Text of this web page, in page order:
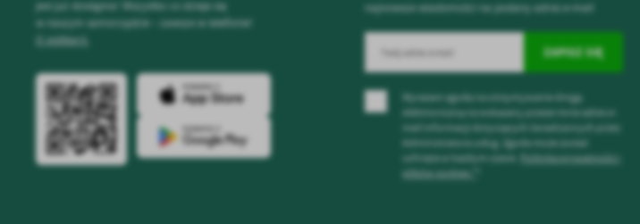
jest już dostępna! Wszystko co dzieje się
w naszym samorządzie – zawsze w telefonie!
O aplikacji.
najnowsze wiadomości na podany adres e-mail
Wyrażam zgodę na otrzymywanie drogą
elektroniczną na wskazany przeze mnie adres e-
mail informacji dotyczących świadczonych przez
Administratora usług. Zgoda może zostać
cofnięta w każdym czasie.
Polityka prywatności i
plików cookies *